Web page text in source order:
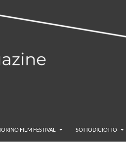
FILM FESTIVAL SOTTODICIOTTO